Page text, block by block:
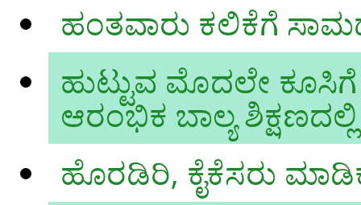
ಹಂತವಾರು ಕಲಿಕೆಗೆ
ಹುಟ್ಟುವ ಮೊದಲೇ
ಆರಂಭಿಕ ಬಾಲ್ಯ
ಹೊರಡಿರಿ, ಕೈಕೆಸರು